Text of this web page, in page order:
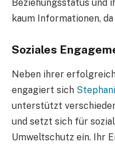
Beziehungsstatus und
kaum Informationen,
Soziales
Neben ihrer
engagiert sich
unterstützt
und setzt sich für
Umweltschutz ein. Ihr